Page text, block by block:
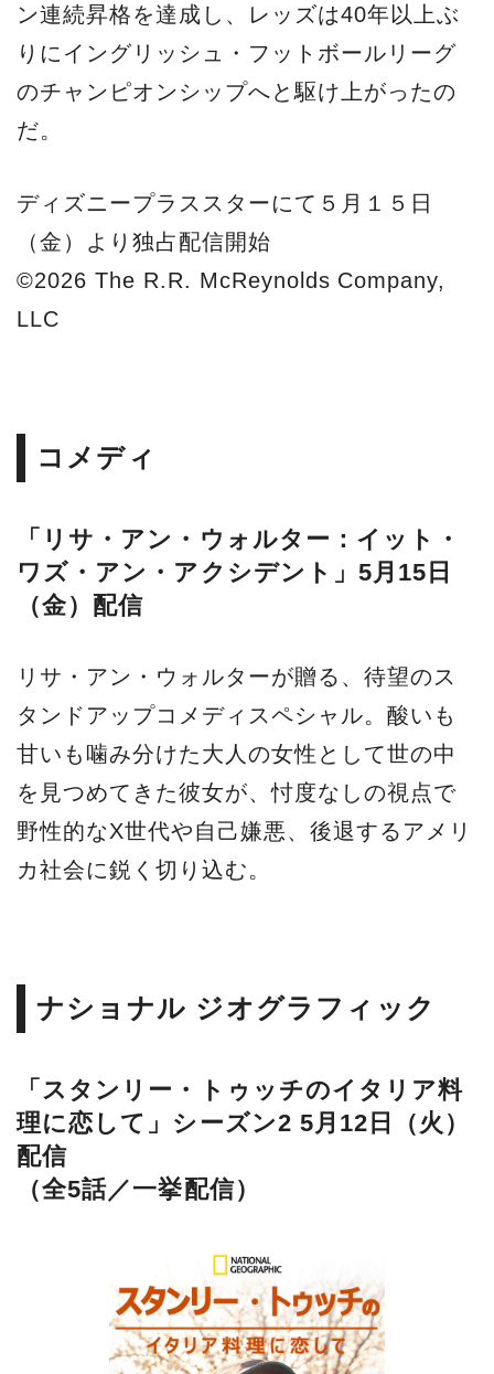
ン連続昇格を達成し、レッズは40年以上ぶ
りにイングリッシュ・フットボールリーグ
のチャンピオンシップへと駆け上がったの
だ。
ディズニープラススターにて５月１５日
（金）より独占配信開始
©2026 The R.R. McReynolds Company,
LLC
コメディ
「リサ・アン・ウォルター：イット・
ワズ・アン・アクシデント」5月15日
（金）配信
リサ・アン・ウォルターが贈る、待望のス
タンドアップコメディスペシャル。酸いも
甘いも噛み分けた大人の女性として世の中
を見つめてきた彼女が、忖度なしの視点で
野性的なX世代や自己嫌悪、後退するアメリ
カ社会に鋭く切り込む。
ナショナル ジオグラフィック
「スタンリー・トゥッチのイタリア料
理に恋して」シーズン2 5月12日（火）
配信
（全5話／一挙配信）